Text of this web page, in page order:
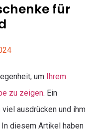
für
um Ihrem
zu zeigen. Ein
ausdrücken und ihm
diesem Artikel haben